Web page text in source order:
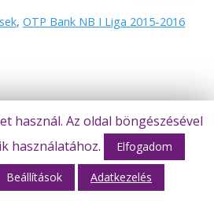
, OTP Bank NB I Liga 2015-2016
használ. Az oldal böngészésével
használatához.
Elfogadom
Beállítások Adatkezelés